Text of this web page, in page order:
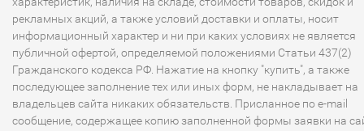
рекламных акций, а также условий доставки и оплаты, носит
информационный характер и ни при каких условиях не является
публичной офертой, определяемой положениями Статьи 437(2)
Гражданского кодекса РФ. Нажатие на кнопку "купить", а также
последующее заполнение тех или иных форм, не накладывает на
владельцев сайта никаких обязательств. Присланное по e-mail
сообщение, содержащее копию заполненной формы заявки на